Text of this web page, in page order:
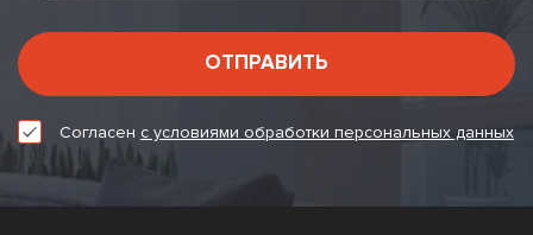
ОТПРАВИТЬ
Согласен с условиями обработки персональных данных